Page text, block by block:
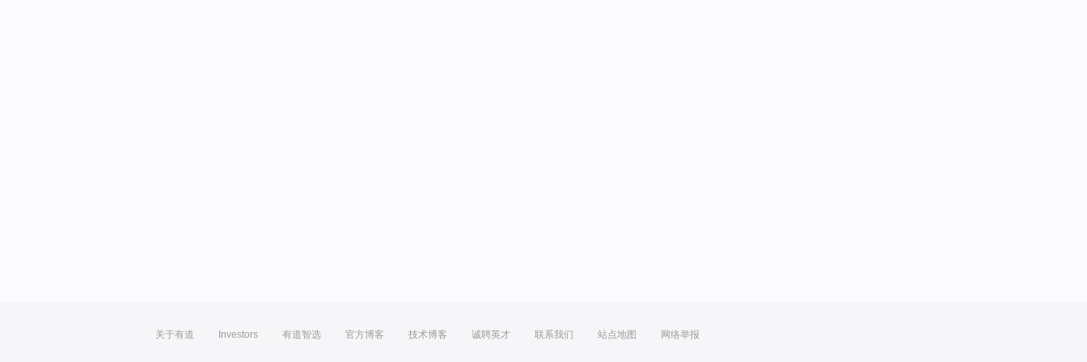
关于有道 Investors 有道智选 官方博客 技术博客 诚聘英才 联系我们 站点地图 网络举报